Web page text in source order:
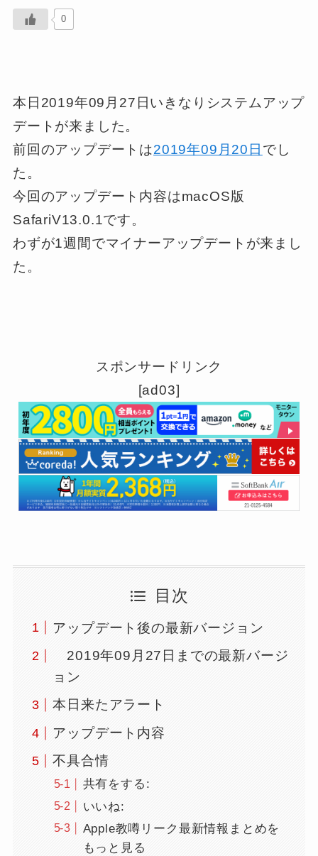
0
本日2019年09月27日いきなりシステムアップ
デートが来ました。
前回のアップデートは2019年09月20日 でし
た。
今回のアップデート内容はmacOS版
SafariV13.0.1です。
わずが1週間でマイナーアップデートが来まし
た。
スポンサードリンク
[ad03]
目次
アップデート後の最新バージョン
2019年09月27日までの最新バージ
ョン
本日来たアラート
アップデート内容
不具合情
共有をする:
いいね:
Apple教噂リーク最新情報まとめを
もっと見る